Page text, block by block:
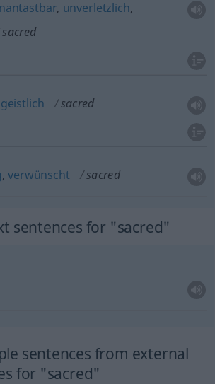
, unverletzlich,
sacred
geistlich sacred
,verwünscht sacred
sentences for "sacred"
sentences from external
for "sacred"